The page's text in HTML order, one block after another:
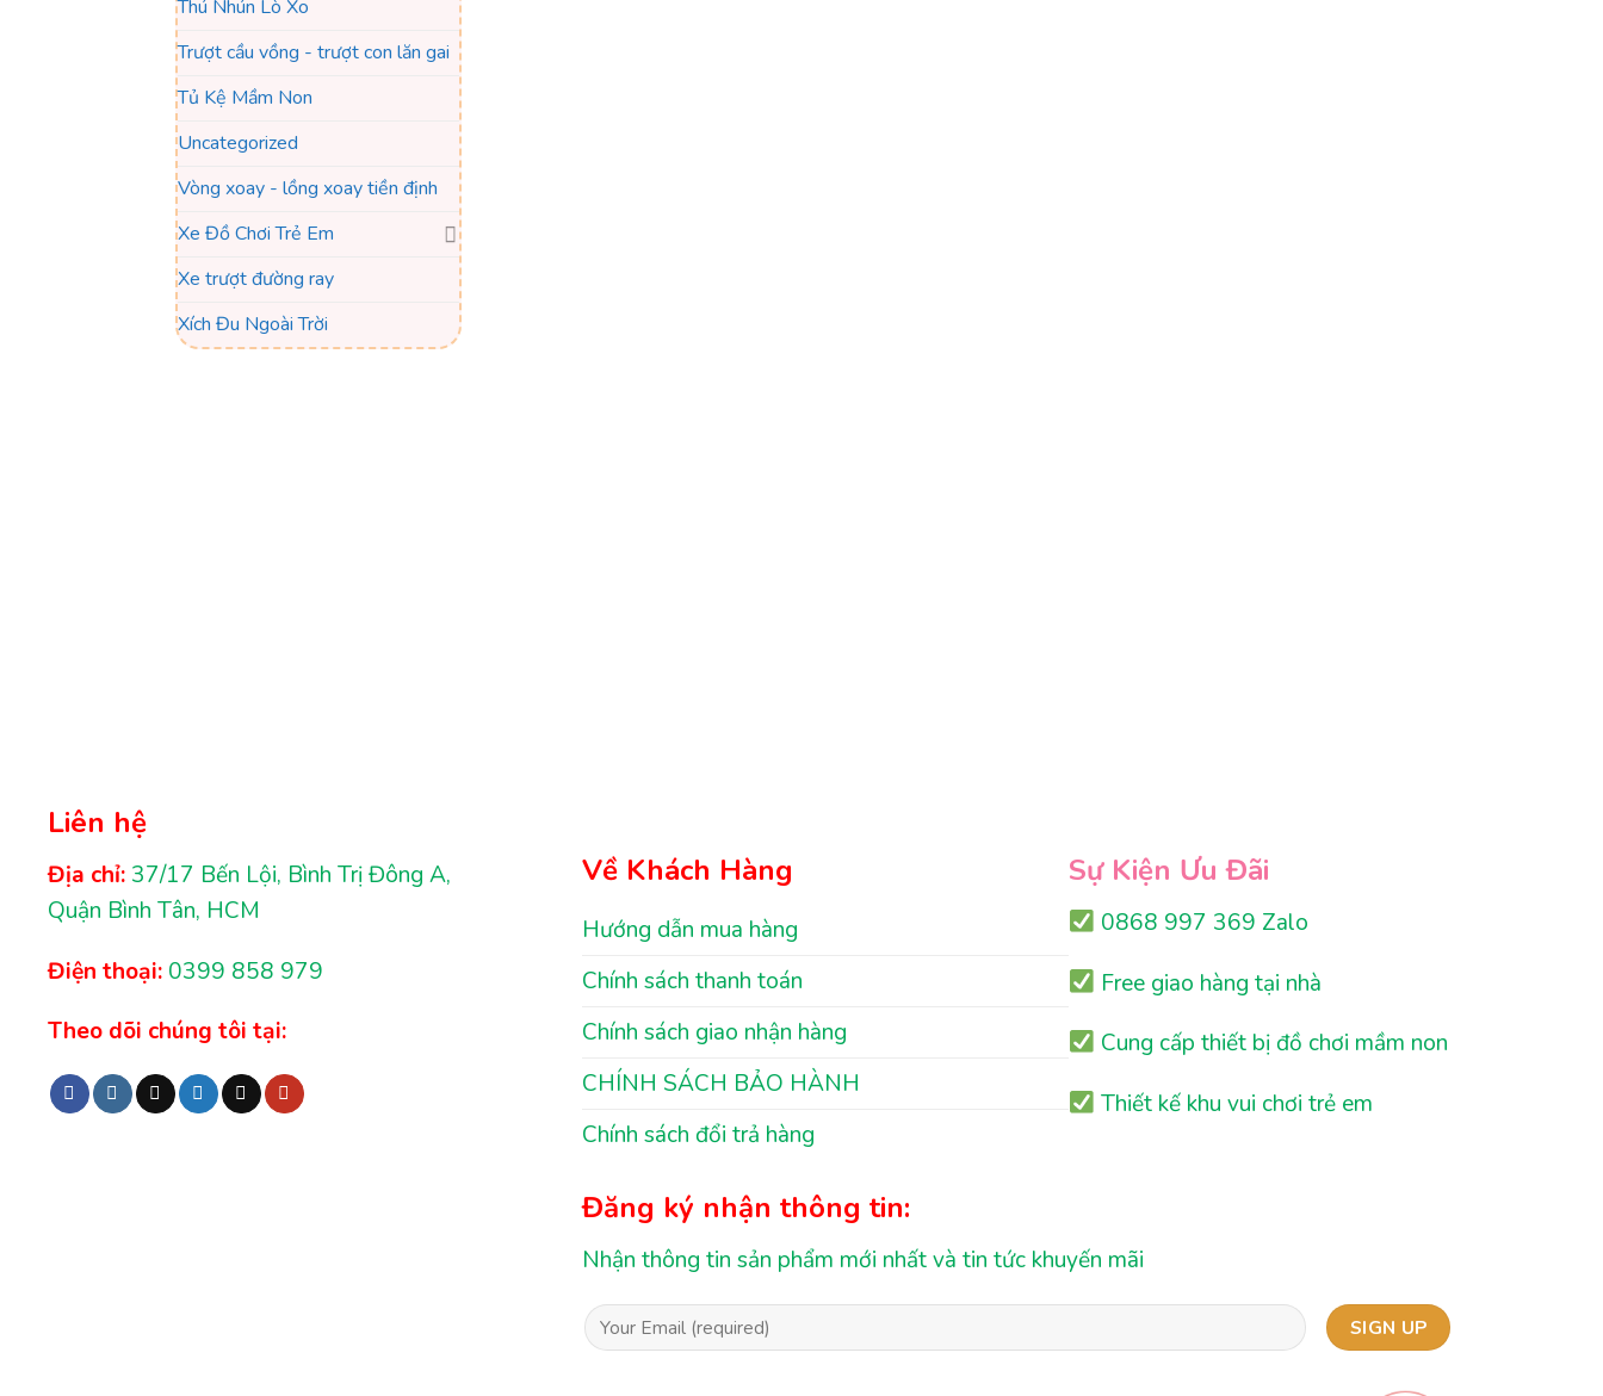
Thú Nhún Lò Xo
Trượt cầu vồng - trượt con lăn gai
Tủ Kệ Mầm Non
Uncategorized
Vòng xoay - lồng xoay tiền định
Xe Đồ Chơi Trẻ Em
Xe trượt đường ray
Xích Đu Ngoài Trời
Liên hệ
Địa chỉ: 37/17 Bến Lội, Bình Trị Đông A,
Quận Bình Tân, HCM
Điện thoại: 0399 858 979
Theo dõi chúng tôi tại:
Về Khách Hàng
Hướng dẫn mua hàng
Chính sách thanh toán
Chính sách giao nhận hàng
CHÍNH SÁCH BẢO HÀNH
Chính sách đổi trả hàng
Sự Kiện Ưu Đãi
0868 997 369 Zalo
Free giao hàng tại nhà
Cung cấp thiết bị đồ chơi mầm non
Thiết kế khu vui chơi trẻ em
Đăng ký nhận thông tin:
Nhận thông tin sản phẩm mới nhất và tin tức khuyến mãi